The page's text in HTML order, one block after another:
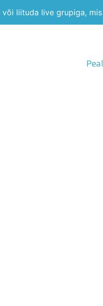
või liituda live grupiga,